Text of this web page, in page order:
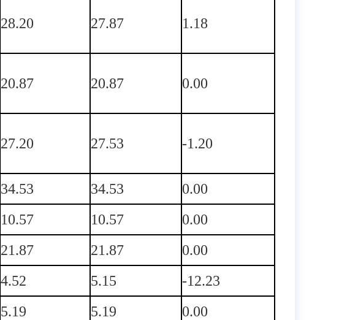
28.20 27.87 1.18
20.87 20.87 0.00
27.20 27.53 -1.20
34.53 34.53
0.00
10.57 10.57
0.00
21.87 21.87
0.00
4.52 5.15
-12.23
5.19 5.19
0.00